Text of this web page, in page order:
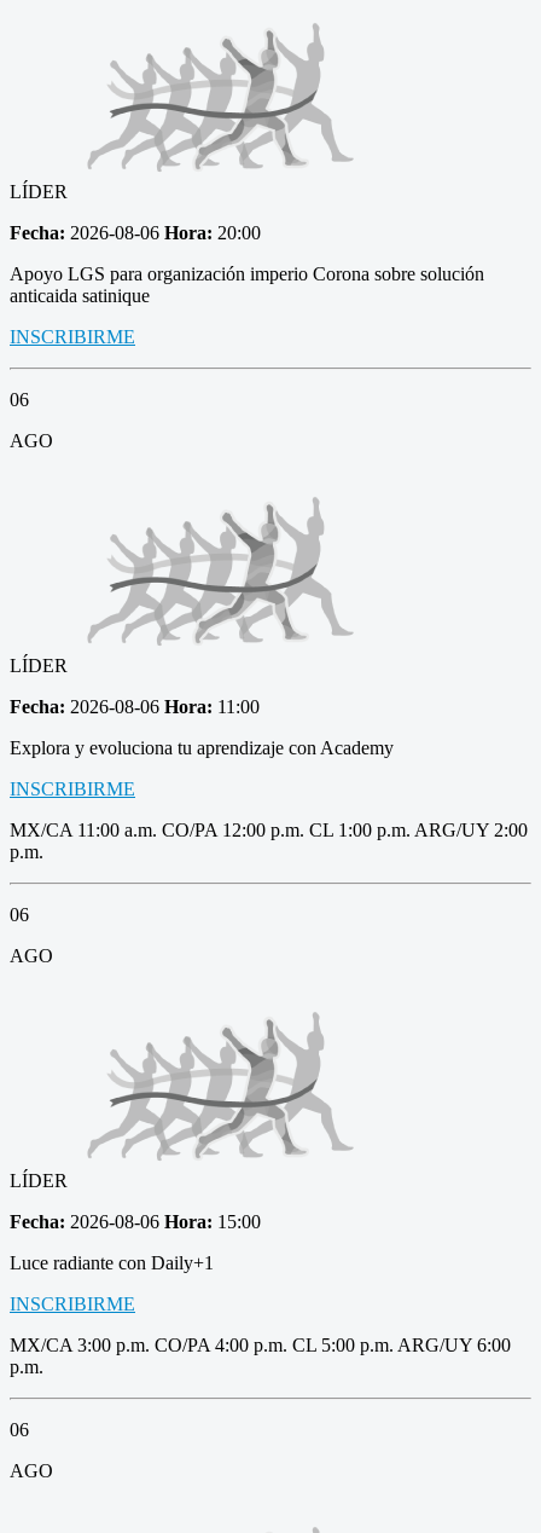
LÍDER
Fecha: 2026-08-06 Hora: 20:00
Apoyo LGS para organización imperio Corona sobre solución
anticaida satinique
INSCRIBIRME
06
AGO
LÍDER
Fecha: 2026-08-06 Hora: 11:00
Explora y evoluciona tu aprendizaje con Academy
INSCRIBIRME
MX/CA 11:00 a.m. CO/PA 12:00 p.m. CL 1:00 p.m. ARG/UY 2:00
p.m.
06
AGO
LÍDER
Fecha: 2026-08-06 Hora: 15:00
Luce radiante con Daily+1
INSCRIBIRME
MX/CA 3:00 p.m. CO/PA 4:00 p.m. CL 5:00 p.m. ARG/UY 6:00
p.m.
06
AGO